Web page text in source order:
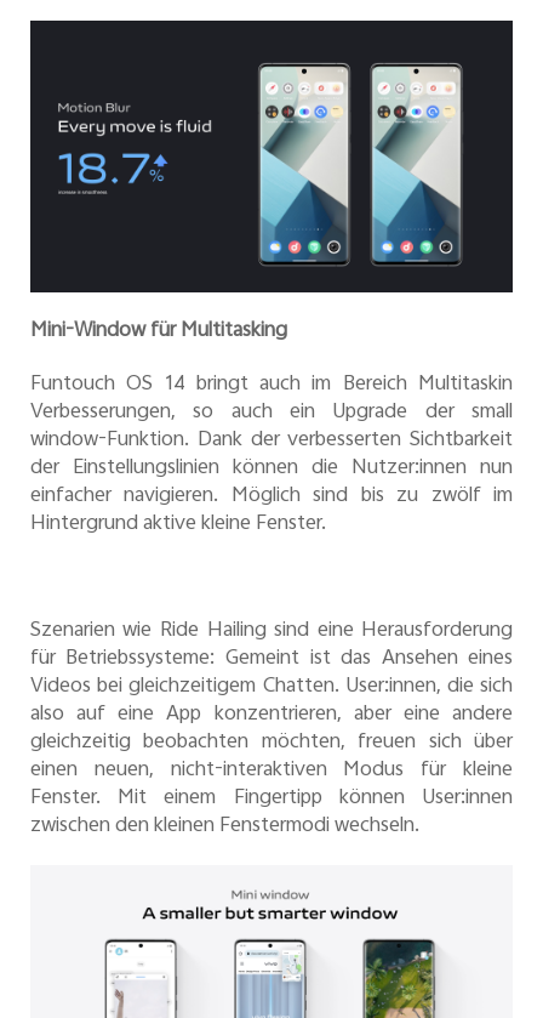
Mini-Window für Multitasking
Funtouch OS 14 bringt auch im Bereich Multitaskin
Verbesserungen, so auch ein Upgrade der small
window-Funktion. Dank der verbesserten Sichtbarkeit
der Einstellungslinien können die Nutzer:innen nun
einfacher navigieren. Möglich sind bis zu zwölf im
Hintergrund aktive kleine Fenster.
Szenarien wie Ride Hailing sind eine Herausforderung
für Betriebssysteme: Gemeint ist das Ansehen eines
Videos bei gleichzeitigem Chatten. User:innen, die sich
also auf eine App konzentrieren, aber eine andere
gleichzeitig beobachten möchten, freuen sich über
einen neuen, nicht-interaktiven Modus für kleine
Fenster. Mit einem Fingertipp können User:innen
zwischen den kleinen Fenstermodi wechseln.